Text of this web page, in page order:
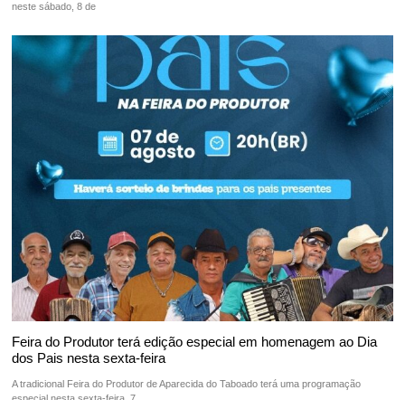
neste sábado, 8 de
Feira do Produtor terá edição especial em homenagem ao Dia
dos Pais nesta sexta-feira
A tradicional Feira do Produtor de Aparecida do Taboado terá uma programação